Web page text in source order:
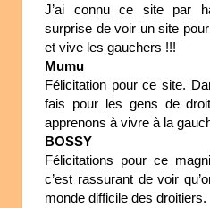
J’ai connu ce site par
surprise de voir un site
et vive les gauchers !!!
Mumu
Félicitation pour ce site.
fais pour les gens de
apprenons à vivre à la
BOSSY
Félicitations pour ce
c’est rassurant de voir
monde difficile des droitiers.